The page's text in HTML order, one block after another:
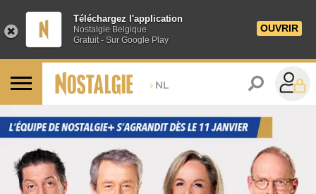
Téléchargez l'application
Nostalgie Belgique
Gratuit - Sur Google Play
OUVRIR
> NL